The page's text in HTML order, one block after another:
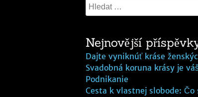
Nejnovější
Dajte vyniknúť kráse
Svadobná koruna krásy je
Podnikanie
Cesta k vlastnej slobode: